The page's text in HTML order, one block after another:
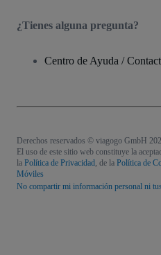
¿Tienes alguna pregunta?
Centro de Ayuda /
Derechos reservados © viagogo GmbH
El uso de este sitio web constituye la
la Política de Privacidad , de la Política de
Móviles
No compartir mi información personal ni